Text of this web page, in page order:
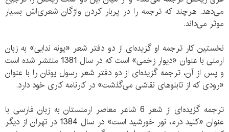
می‌دهد. هرچند که ترجمه را در پربار کردن واژگان شعری‌اش بسیار
موثر می‌داند.
نخستین کار ترجمه او گزیده‌ای از دو دفتر شعر «پونه ندایی» به زبان
ارمنی با عنوان «دیوار زخمی» است که در سال 1381 منتشر شده است
و پس از آن، ترجمه گزیده‌ای از دو دفتر شعر رسول یونان را با عنوان
«رودی که از تابلوهای نقاشی می‌گذشت» در کارنامه کاری خود دارد.
ترجمه گزیده‌ای از شعر 6 شاعر معاصر ارمنستان به زبان فارسی با
عنوان «کلید درم، نور خورشید است» در سال 1384 در تهران از دیگر